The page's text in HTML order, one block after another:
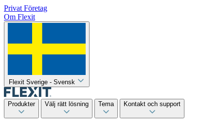
Privat Företag
Om Flexit
Flexit Sverige - Svensk
Produkter Välj rätt lösning Tema Kontakt och support